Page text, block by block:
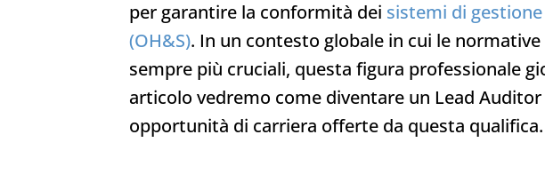
per garantire la conformità dei sistemi di
(OH&S). In un contesto globale in cui le
sempre più cruciali, questa figura professionale
articolo vedremo come diventare un Lead
opportunità di carriera offerte da questa qualifica.